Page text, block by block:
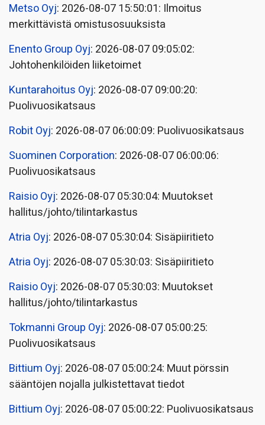
Metso Oyj: 2026-08-07 15:50:01: Ilmoitus
merkittävistä omistusosuuksista
Enento Group Oyj: 2026-08-07 09:05:02:
Johtohenkilöiden liiketoimet
Kuntarahoitus Oyj: 2026-08-07 09:00:20:
Puolivuosikatsaus
Robit Oyj: 2026-08-07 06:00:09: Puolivuosikatsaus
Suominen Corporation: 2026-08-07 06:00:06:
Puolivuosikatsaus
Raisio Oyj: 2026-08-07 05:30:04: Muutokset
hallitus/johto/tilintarkastus
Atria Oyj: 2026-08-07 05:30:04: Sisäpiiritieto
Atria Oyj: 2026-08-07 05:30:03: Sisäpiiritieto
Raisio Oyj: 2026-08-07 05:30:03: Muutokset
hallitus/johto/tilintarkastus
Tokmanni Group Oyj: 2026-08-07 05:00:25:
Puolivuosikatsaus
Bittium Oyj: 2026-08-07 05:00:24: Muut pörssin
sääntöjen nojalla julkistettavat tiedot
Bittium Oyj: 2026-08-07 05:00:22: Puolivuosikatsaus